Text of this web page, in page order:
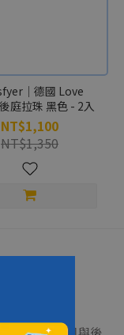
｜德國 Love
庭拉珠 黑色 - 2入
NT$1,100
NT$1,350
不同？